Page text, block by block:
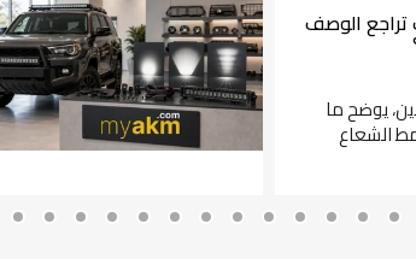
تراجع الوصف
يوضح ما
الشعاع